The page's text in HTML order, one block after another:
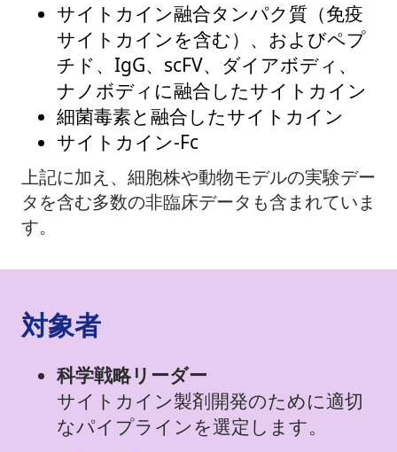
サイトカイン融合タンパク質（免疫
サイトカインを含む）、およびペプ
チド、IgG、scFV、ダイアボディ、
ナノボディに融合したサイトカイン
細菌毒素と融合したサイトカイン
サイトカイン-Fc
上記に加え、細胞株や動物モデルの実験デー
タを含む多数の非臨床データも含まれていま
す。
対象者
科学戦略リーダー
サイトカイン製剤開発のために適切
なパイプラインを選定します。